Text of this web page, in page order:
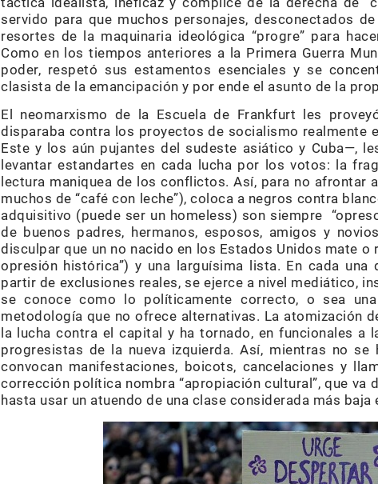
servido para que muchos personajes, desconectados
resortes de la maquinaria ideológica “progre” para
Como en los tiempos anteriores a la Primera Guerra
poder, respetó sus estamentos esenciales y se
clasista de la emancipación y por ende el asunto de la
El neomarxismo de la Escuela de Frankfurt les
disparaba contra los proyectos de socialismo realmente
Este y los aún pujantes del sudeste asiático y Cuba—,
levantar estandartes en cada lucha por los votos: la
lectura maniquea de los conflictos. Así, para no afrontar
muchos de “café con leche”), coloca a negros contra
adquisitivo (puede ser un homeless) son siempre
de buenos padres, hermanos, esposos, amigos y
disculpar que un no nacido en los Estados Unidos mate
opresión histórica”) y una larguísima lista. En cada
partir de exclusiones reales, se ejerce a nivel mediático,
se conoce como lo políticamente correcto, o sea
metodología que no ofrece alternativas. La atomización
la lucha contra el capital y ha tornado, en funcionales a
progresistas de la nueva izquierda. Así, mientras no
convocan manifestaciones, boicots, cancelaciones y
corrección política nombra “apropiación cultural”, que
hasta usar un atuendo de una clase considerada más baja